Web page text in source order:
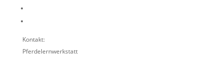
Kontakt:
Pferdelernwerkstatt